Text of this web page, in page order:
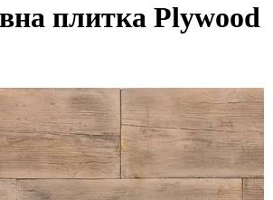
плитка Plywood